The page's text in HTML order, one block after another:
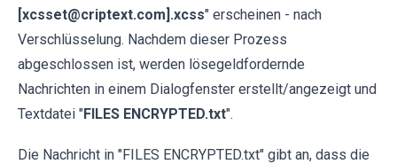
[xcsset@criptext.com].xcss" erscheinen - nach
Verschlüsselung. Nachdem dieser Prozess
abgeschlossen ist, werden lösegeldfordernde
Nachrichten in einem Dialogfenster erstellt/angezeigt und
Textdatei "FILES ENCRYPTED.txt".
Die Nachricht in "FILES ENCRYPTED.txt" gibt an, dass die